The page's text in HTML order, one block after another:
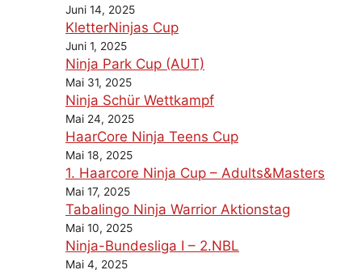
Juni 14, 2025
KletterNinjas Cup
Juni 1, 2025
Ninja Park Cup (AUT)
Mai 31, 2025
Ninja Schür Wettkampf
Mai 24, 2025
HaarCore Ninja Teens Cup
Mai 18, 2025
1. Haarcore Ninja Cup – Adults&Masters
Mai 17, 2025
Tabalingo Ninja Warrior Aktionstag
Mai 10, 2025
Ninja-Bundesliga I – 2.NBL
Mai 4, 2025